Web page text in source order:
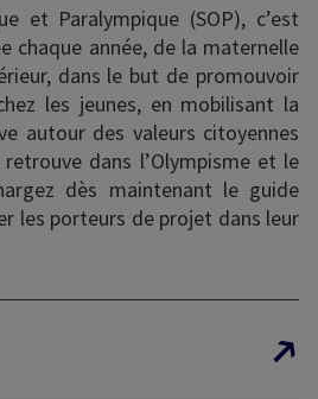
et Paralympique (SOP), c’est
chaque année, de la maternelle
dans le but de promouvoir
les jeunes, en mobilisant la
autour des valeurs citoyennes
dans l’Olympisme et le
dès maintenant le guide
les porteurs de projet dans leur